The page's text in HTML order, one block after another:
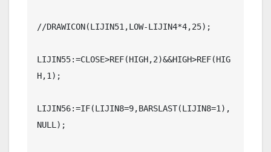
//DRAWICON(LIJIN51,LOW-LIJIN4*4,25);
LIJIN55:=CLOSE>REF(HIGH,2)&&HIGH>REF(HIG
H,1);
LIJIN56:=IF(LIJIN8=9,BARSLAST(LIJIN8=1),
NULL);